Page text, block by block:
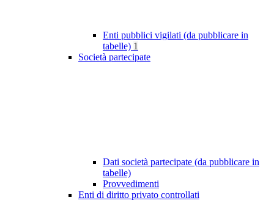
Enti pubblici vigilati (da pubblicare in
tabelle) 1
Società partecipate
Dati società partecipate (da pubblicare in
tabelle)
Provvedimenti
Enti di diritto privato controllati